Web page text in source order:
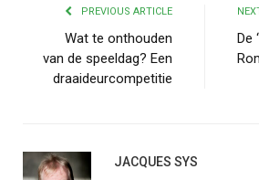
PREVIOUS ARTICLE
Wat te onthouden
van de speeldag? Een
draaideurcompetitie
De
JACQUES SYS